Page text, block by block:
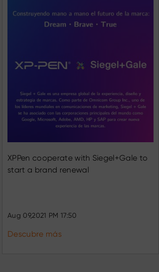
XPPen cooperate with Siegel+Gale to
start a brand renewal
Aug 09,2021 PM 17:50
Descubre más